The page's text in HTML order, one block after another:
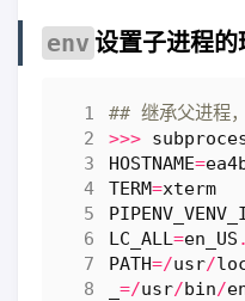
env 设置子进程的
## 继承父进程
>>>
HOSTNAME=
TERM=xterm
LC_ALL=en_US .
PATH=/usr/
_=/usr/bin/